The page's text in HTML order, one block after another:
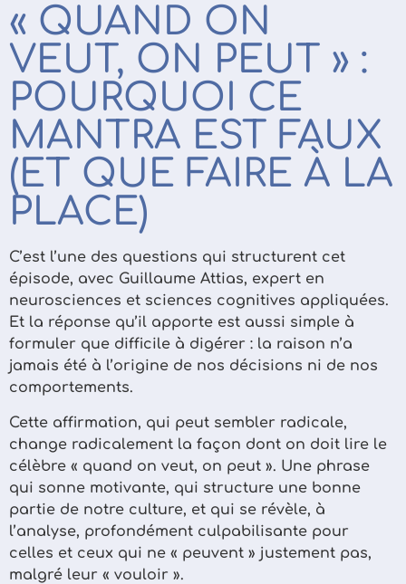
« QUAND ON
VEUT, ON PEUT » :
POURQUOI CE
MANTRA EST FAUX
(ET QUE FAIRE À LA
PLACE)
C’est l’une des questions qui structurent cet
épisode, avec Guillaume Attias, expert en
neurosciences et sciences cognitives appliquées.
Et la réponse qu’il apporte est aussi simple à
formuler que difficile à digérer : la raison n’a
jamais été à l’origine de nos décisions ni de nos
comportements.
Cette affirmation, qui peut sembler radicale,
change radicalement la façon dont on doit lire le
célèbre « quand on veut, on peut ». Une phrase
qui sonne motivante, qui structure une bonne
partie de notre culture, et qui se révèle, à
l’analyse, profondément culpabilisante pour
celles et ceux qui ne « peuvent » justement pas,
malgré leur « vouloir ».